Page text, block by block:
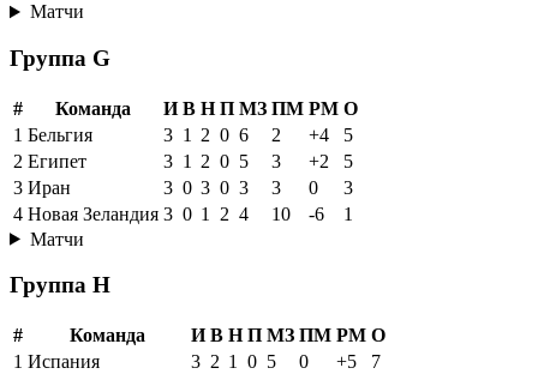
Матчи
Группа G
# Команда И В Н П МЗ ПМ РМ О
1 Бельгия 3 1 2 0 6 2 +4
5
2 Египет 3 1 2 0 5 3 +2
5
3 Иран 3 0 3 0 3 3 0
3
4 Новая Зеландия 3 0 1 2 4 10 -6
1
Матчи
Группа H
# Команда И В Н П МЗ ПМ РМ О
1 Испания 3 2 1 0 5 0 +5
7